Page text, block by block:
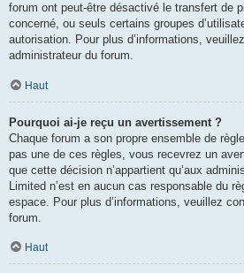
forum ont peut-être désactivé le transfert de
concerné, ou seuls certains groupes
autorisation. Pour plus d’informations,
administrateur du forum.
Haut
Pourquoi ai-je reçu un avertissement ?
Chaque forum a son propre ensemble de
pas une de ces règles, vous recevrez un
que cette décision n’appartient qu’aux
Limited n’est en aucun cas responsable du
espace. Pour plus d’informations, veuillez
forum.
Haut